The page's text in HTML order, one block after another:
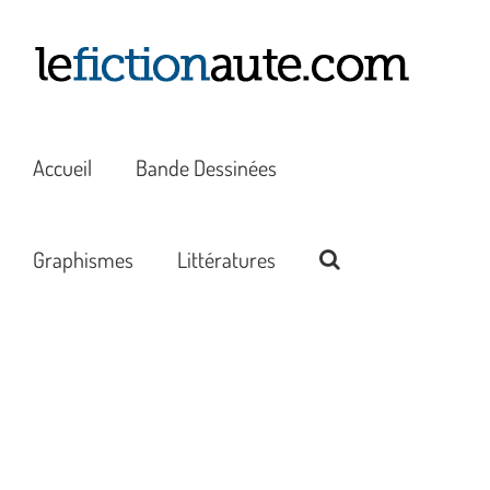
contenu
Accueil Bande Dessinées
Graphismes Littératures